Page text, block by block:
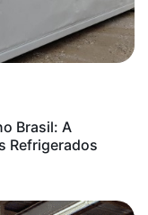
Brasil: A
Refrigerados